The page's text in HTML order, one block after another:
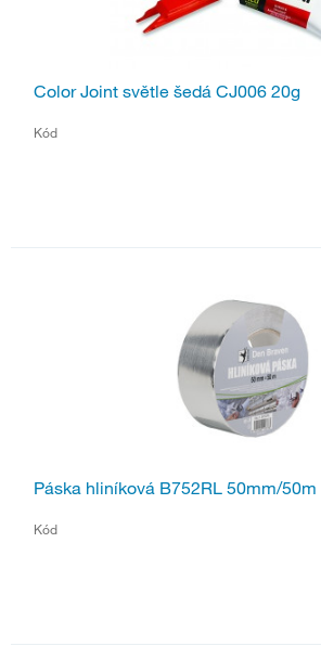
Color Joint světle šedá CJ006 20g
Kód
Páska hliníková B752RL 50mm/50m
Kód